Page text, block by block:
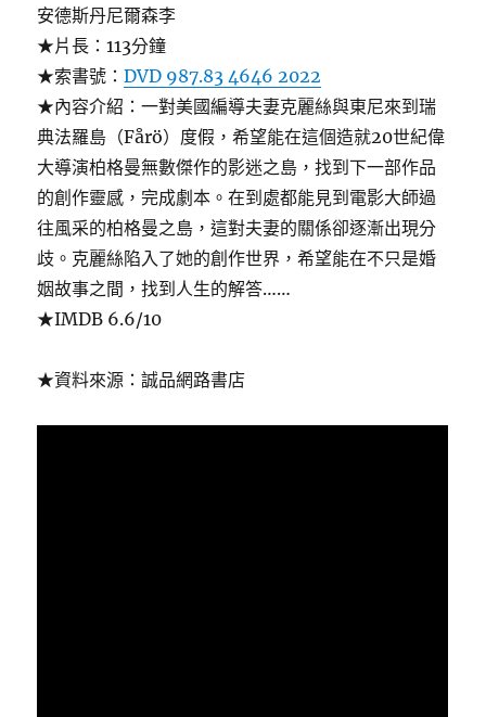
安德斯丹尼爾森李
★片長：113分鐘
★索書號：DVD 987.83 4646 2022
★內容介紹：一對美國編導夫妻克麗絲與東尼來到瑞
典法羅島（Fårö）度假，希望能在這個造就20世紀偉
大導演柏格曼無數傑作的影迷之島，找到下一部作品
的創作靈感，完成劇本。在到處都能見到電影大師過
往風采的柏格曼之島，這對夫妻的關係卻逐漸出現分
歧。克麗絲陷入了她的創作世界，希望能在不只是婚
姻故事之間，找到人生的解答……
★IMDB 6.6/10
★資料來源：誠品網路書店